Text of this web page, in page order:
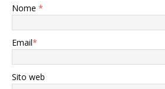
Nome *
Email*
Sito web